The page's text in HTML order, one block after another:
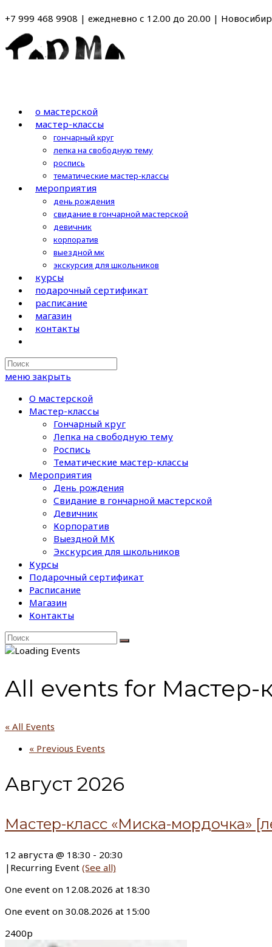
к
содержимому
+7 999 468 9908 | ежедневно с 12.00 до 20.00 |
о мастерской
мастер-классы
гончарный круг
лепка на свободную тему
роспись
тематические мастер-классы
мероприятия
день рождения
свидание в гончарной мастерской
девичник
корпоратив
выездной мк
экскурсия для школьников
курсы
подарочный сертификат
расписание
магазин
контакты
Search
this
меню закрыть
О мастерской
Мастер-классы
Гончарный круг
Лепка на свободную тему
Роспись
Тематические мастер-классы
Мероприятия
День рождения
Свидание в гончарной мастерской
Девичник
Корпоратив
Выездной МК
Экскурсия для школьников
Курсы
Подарочный сертификат
Расписание
Магазин
Контакты
All events for Мастер-
« All Events
« Previous Events
Август 2026
Мастер-класс «Миска-мордочка»
12 августа @ 18:30 - 20:30
| Recurring Event (See all)
One event on 12.08.2026 at 18:30
One event on 30.08.2026 at 15:00
2400р